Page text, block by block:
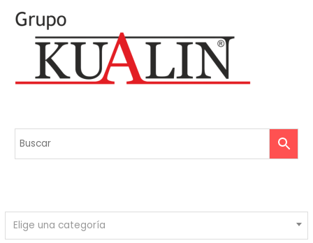
Elige una categoría